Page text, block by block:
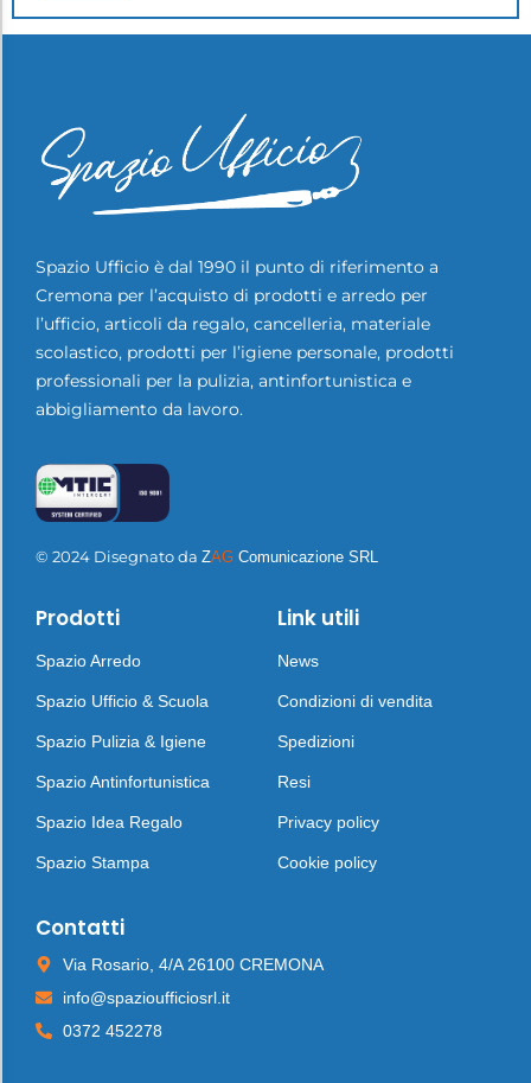
Spazio Ufficio è dal 1990 il punto di riferimento a
Cremona per l’acquisto di prodotti e arredo per
l’ufficio, articoli da regalo, cancelleria, materiale
scolastico, prodotti per l’igiene personale, prodotti
professionali per la pulizia, antinfortunistica e
abbigliamento da lavoro.
© 2024 Disegnato da ZAG Comunicazione SRL
Prodotti
Spazio Arredo
Spazio Ufficio & Scuola
Spazio Pulizia & Igiene
Spazio Antinfortunistica
Spazio Idea Regalo
Spazio Stampa
Link utili
News
Condizioni di vendita
Spedizioni
Resi
Privacy policy
Cookie policy
Contatti
Via Rosario, 4/A 26100 CREMONA
info@spazioufficiosrl.it
0372 452278